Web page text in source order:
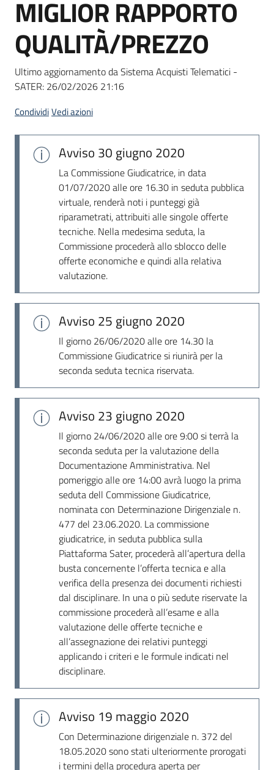
MIGLIOR RAPPORTO
QUALITÀ/PREZZO
Ultimo aggiornamento da Sistema Acquisti Telematici -
SATER: 26/02/2026 21:16
CondividiVedi azioni
Avviso 30 giugno 2020
La Commissione Giudicatrice, in data
01/07/2020 alle ore 16.30 in seduta pubblica
virtuale, renderà noti i punteggi già
riparametrati, attribuiti alle singole offerte
tecniche. Nella medesima seduta, la
Commissione procederà allo sblocco delle
offerte economiche e quindi alla relativa
valutazione.
Avviso 25 giugno 2020
Il giorno 26/06/2020 alle ore 14.30 la
Commissione Giudicatrice si riunirà per la
seconda seduta tecnica riservata.
Avviso 23 giugno 2020
Il giorno 24/06/2020 alle ore 9:00 si terrà la
seconda seduta per la valutazione della
Documentazione Amministrativa. Nel
pomeriggio alle ore 14:00 avrà luogo la prima
seduta dell Commissione Giudicatrice,
nominata con Determinazione Dirigenziale n.
477 del 23.06.2020. La commissione
giudicatrice, in seduta pubblica sulla
Piattaforma Sater, procederà all’apertura della
busta concernente l’offerta tecnica e alla
verifica della presenza dei documenti richiesti
dal disciplinare. In una o più sedute riservate la
commissione procederà all’esame e alla
valutazione delle offerte tecniche e
all’assegnazione dei relativi punteggi
applicando i criteri e le formule indicati nel
disciplinare.
Avviso 19 maggio 2020
Con Determinazione dirigenziale n. 372 del
18.05.2020 sono stati ulteriormente prorogati
i termini della procedura aperta per